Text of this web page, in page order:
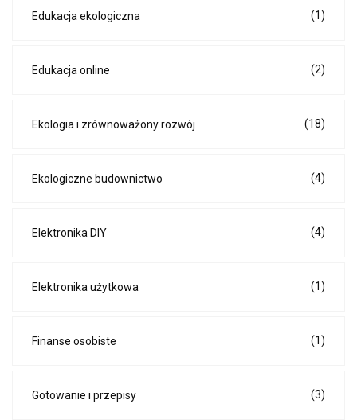
Edukacja ekologiczna (1)
Edukacja online (2)
Ekologia i zrównoważony rozwój (18)
Ekologiczne budownictwo (4)
Elektronika DIY (4)
Elektronika użytkowa (1)
Finanse osobiste (1)
Gotowanie i przepisy (3)